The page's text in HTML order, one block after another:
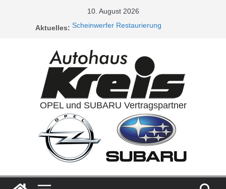
10. August 2026
Aktuelles: Scheinwerfer Restaurierung
Auspuffanlagen
Ventilreinigung
OPEL und SUBARU Vertragspartner